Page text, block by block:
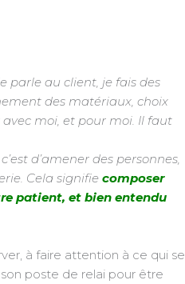
parle au client, je fais des
des matériaux, choix
avec moi, et pour moi. Il faut
d’amener des personnes,
Cela signifie composer
patient, et bien entendu
à faire attention à ce qui se
poste de relai pour être